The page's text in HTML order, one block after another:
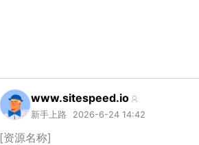
www.sitespeed.io
新手上路 2026-6-24 14:42
[资源名称]